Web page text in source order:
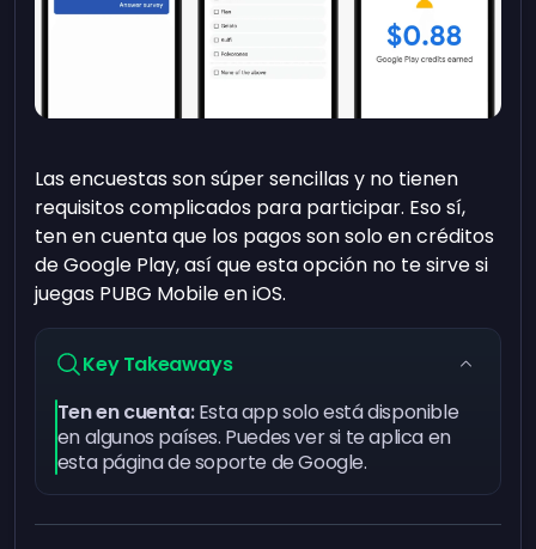
Las encuestas son súper sencillas y no tienen
requisitos complicados para participar. Eso sí,
ten en cuenta que los pagos son solo en créditos
de Google Play, así que esta opción no te sirve si
juegas PUBG Mobile en iOS.
Key Takeaways
Ten en cuenta:Esta app solo está disponible
en algunos países. Puedes ver si te aplica en
estapágina de soporte de Google.